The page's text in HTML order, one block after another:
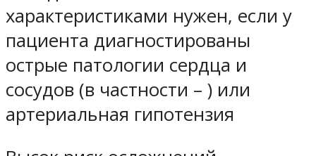
характеристиками нужен, если у
пациента диагностированы
острые патологии сердца и
сосудов (в частности – ) или
артериальная гипотензия